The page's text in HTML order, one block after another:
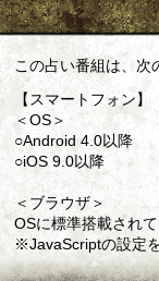
この占い番組は、次
【スマートフォン】
＜OS＞
○Android 4.0以降
○iOS 9.0以降
＜ブラウザ＞
OSに標準搭載されて
※JavaScriptの設定